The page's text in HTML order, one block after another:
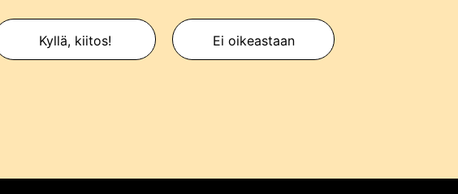
Kyllä, kiitos! Ei oikeastaan